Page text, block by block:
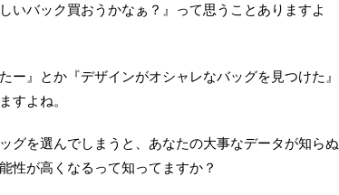
いバック買おうかなぁ？』って思うことありますよ
ー』とか『デザインがオシャレなバッグを見つけた』
すよね。
グを選んでしまうと、あなたの大事なデータが知らぬ
性が高くなるって知ってますか？